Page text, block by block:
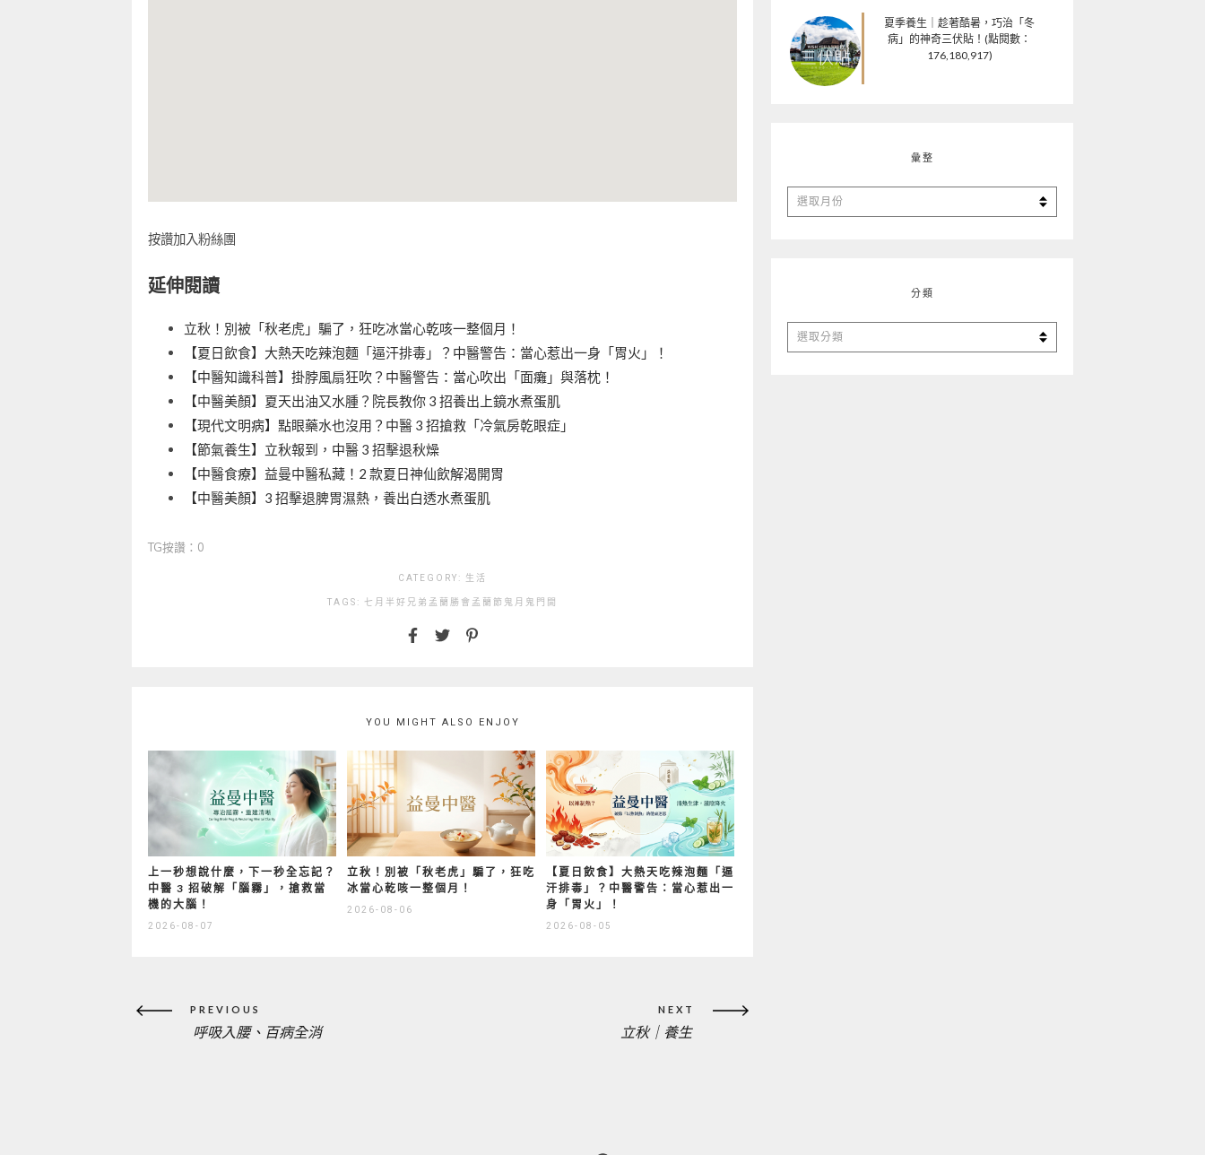
按讚加入粉絲團
延伸閱讀
立秋！別被「秋老虎」騙了，狂吃冰當心乾咳一整個月！
【夏日飲食】大熱天吃辣泡麵「逼汗排毒」？中醫警告：當心惹出一身「胃火」！
【中醫知識科普】掛脖風扇狂吹？中醫警告：當心吹出「面癱」與落枕！
【中醫美顏】夏天出油又水腫？院長教你 3 招養出上鏡水煮蛋肌
【現代文明病】點眼藥水也沒用？中醫 3 招搶救「冷氣房乾眼症」
【節氣養生】立秋報到，中醫 3 招擊退秋燥
【中醫食療】益曼中醫私藏！2 款夏日神仙飲解渴開胃
【中醫美顏】3 招擊退脾胃濕熱，養出白透水煮蛋肌
TG按讚：0
CATEGORY: 生活
TAGS: 七月半好兄弟 孟蘭勝會 孟蘭節 鬼月 鬼門開
YOU MIGHT ALSO ENJOY
上一秒想說什麼，下一秒全忘記？
中醫 3 招破解「腦霧」，搶救當
機的大腦！
2026-08-07
立秋！別被「秋老虎」騙了，狂吃
冰當心乾咳一整個月！
2026-08-06
【夏日飲食】大熱天吃辣泡麵「逼
汗排毒」？中醫警告：當心惹出一
身「胃火」！
2026-08-05
章
PREVIOUS
PREVIOUS呼吸入腰、百病全消
NEXT
立秋｜養生
夏季養生｜趁著酷暑，巧治「冬
病」的神奇三伏貼！(點閱數：
176,180,917)
彙整
彙
整
分類
分
類